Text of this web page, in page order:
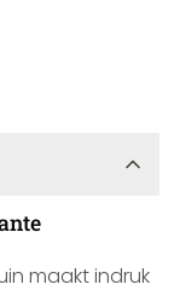
maakt indruk